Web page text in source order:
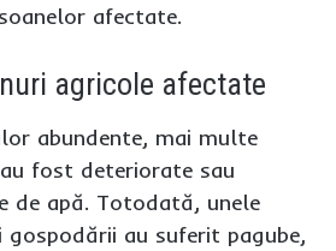
afectate.
agricole afectate
abundente, mai multe
fost deteriorate sau
de apă. Totodată, unele
gospodării au suferit pagube,